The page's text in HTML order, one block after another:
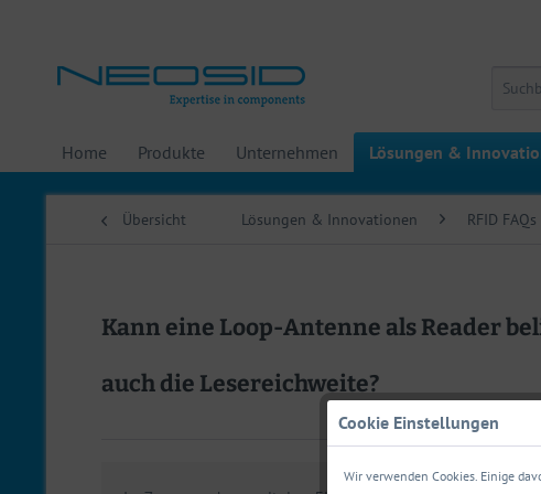
Home Produkte Unternehmen Lösungen &
Übersicht Lösungen & Innovationen RFID FAQs
Kann eine Loop-Antenne als Reader
auch die Lesereichweite?
Cookie Einstellungen
Wir verwenden Cookies. Einige